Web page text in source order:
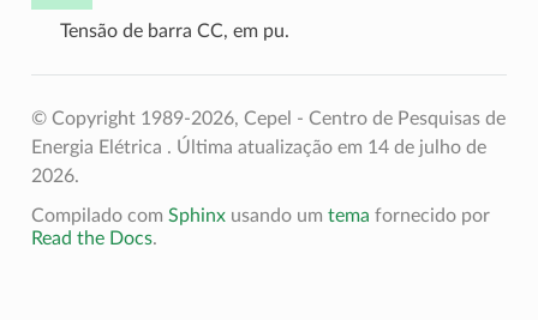
Tensão de barra CC, em pu.
© Copyright 1989-2026, Cepel - Centro de Pesquisas de
Energia Elétrica . Última atualização em 14 de julho de
2026.
Compilado com Sphinxusando um tema fornecido por
Read the Docs.